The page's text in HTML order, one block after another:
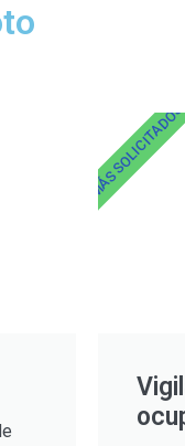
MÁS SOLICITADOS